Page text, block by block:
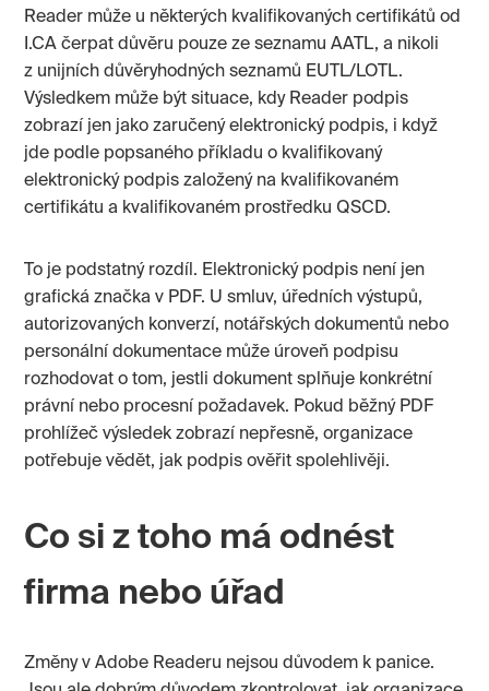
Reader může u některých kvalifikovaných certifikátů od
I.CA čerpat důvěru pouze ze seznamu AATL, a nikoli
z unijních důvěryhodných seznamů EUTL/LOTL.
Výsledkem může být situace, kdy Reader podpis
zobrazí jen jako zaručený elektronický podpis, i když
jde podle popsaného příkladu o kvalifikovaný
elektronický podpis založený na kvalifikovaném
certifikátu a kvalifikovaném prostředku QSCD.
To je podstatný rozdíl. Elektronický podpis není jen
grafická značka v PDF. U smluv, úředních výstupů,
autorizovaných konverzí, notářských dokumentů nebo
personální dokumentace může úroveň podpisu
rozhodovat o tom, jestli dokument splňuje konkrétní
právní nebo procesní požadavek. Pokud běžný PDF
prohlížeč výsledek zobrazí nepřesně, organizace
potřebuje vědět, jak podpis ověřit spolehlivěji.
Co si z toho má odnést
firma nebo úřad
Změny v Adobe Readeru nejsou důvodem k panice.